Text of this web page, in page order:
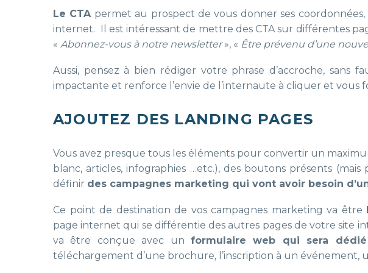
Le CTApermet au prospect de vous donner ses coordonnées,
internet. Il est intéressant de mettre des CTA sur différentes
« Abonnez-vous à notre newsletter», « Être prévenu d’une
Aussi, pensez à bien rédiger votre phrase d’accroche, sans
impactante et renforce l’envie de l’internaute à cliquer et vous
AJOUTEZ DES LANDING PAGES
Vous avez presque tous les éléments pour convertir un
blanc, articles, infographies …etc.), des boutons présents
définir des campagnes marketing qui vont avoir besoin
Ce point de destination de vos campagnes marketing va être
page internet qui se différentie des autres pages de votre site
va être conçue avec un formulaire web qui sera
téléchargement d’une brochure, l’inscription à un